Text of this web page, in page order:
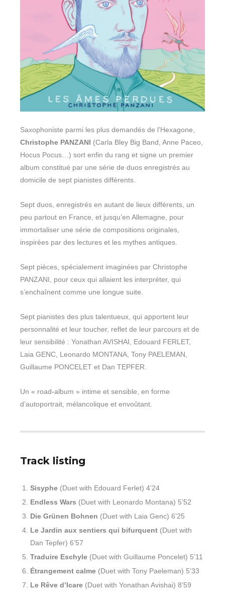
Saxophoniste parmi les plus demandés de l’Hexagone,
Christophe PANZANI (Carla Bley Big Band, Anne Paceo,
Hocus Pocus…) sort enfin du rang et signe un premier
album constitué par une série de duos enregistrés au
domicile de sept pianistes différents.
Sept duos, enregistrés en autant de lieux différents, un
peu partout en France, et jusqu’en Allemagne, pour
immortaliser une série de compositions originales,
inspirées par des lectures et les mythes antiques.
Sept pièces, spécialement imaginées par Christophe
PANZANI, pour ceux qui allaient les interpréter, qui
s’enchaînent comme une longue suite.
Sept pianistes des plus talentueux, qui apportent leur
personnalité et leur toucher, reflet de leur parcours et de
leur sensibilité : Yonathan AVISHAI, Edouard FERLET,
Laia GENC, Leonardo MONTANA, Tony PAELEMAN,
Guillaume PONCELET et Dan TEPFER.
Un « road-album » intime et sensible, en forme
d’autoportrait, mélancolique et envoûtant.
Track listing
Sisyphe (Duet with Edouard Ferlet) 4’24
Endless Wars (Duet with Leonardo Montana) 5’52
Die Grünen Bohnen (Duet with Laia Genc) 6’25
Le Jardin aux sentiers qui bifurquent (Duet with
Dan Tepfer) 6’57
Traduire Eschyle (Duet with Guillaume Poncelet) 5’11
Étrangement calme (Duet with Tony Paeleman) 5’33
Le Rêve d’Icare (Duet with Yonathan Avishai) 8’59